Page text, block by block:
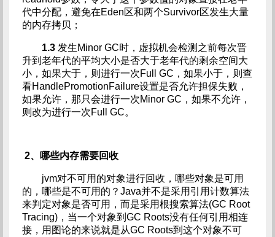
代中分配，避免在Eden区和两个Survivor区发生大量
的内存拷贝；
1.3发生Minor GC时，虚拟机会检测之前每次晋
升到老年代的平均大小是否大于老年代的剩余空间大
小，如果大于，则进行一次Full GC，如果小于，则查
看HandlePromotionFailure设置是否允许担保失败，
如果允许，那只会进行一次Minor GC，如果不允许，
则改为进行一次Full GC。
2、哪些内存需要回收
jvm对不可用的对象进行回收，哪些对象是可用
的，哪些是不可用的？Java并不是采用引用计数算法
来判定对象是否可用，而是采用根搜索算法(GC Root
Tracing)，当一个对象到GC Roots没有任何引用相连
接，用图论的来说就是从GC Roots到这个对象不可